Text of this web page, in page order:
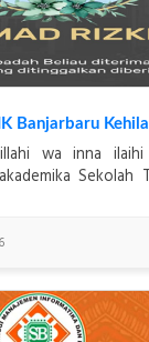
Ganjil
UAS Ganjil 2025
ujian melalui